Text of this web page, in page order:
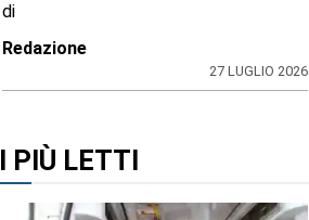
di
Redazione
27 LUGLIO 2026
I PIÙ LETTI